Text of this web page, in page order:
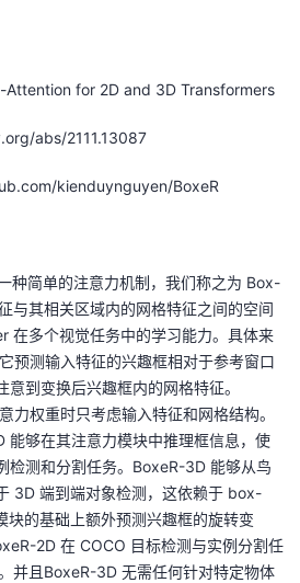
Attention for 2D and 3D Transformers
abs/2111.13087
kienduynguyen/BoxeR
种简单的注意力机制，我们称之为 Box-
与其相关区域内的网格特征之间的空间
在多个视觉任务中的学习能力。具体来
预测输入特征的兴趣框相对于参考窗口
到变换后兴趣框内的网格特征。
力权重时只考虑输入特征和网格结构。
能够在其注意力模块中推理框信息，使
检测和分割任务。BoxeR-3D 能够从鸟
3D 端到端对象检测，这依赖于 box-
的基础上额外预测兴趣框的旋转变
2D 在 COCO 目标检测与实例分割任
并且BoxeR-3D 无需任何针对特定物体